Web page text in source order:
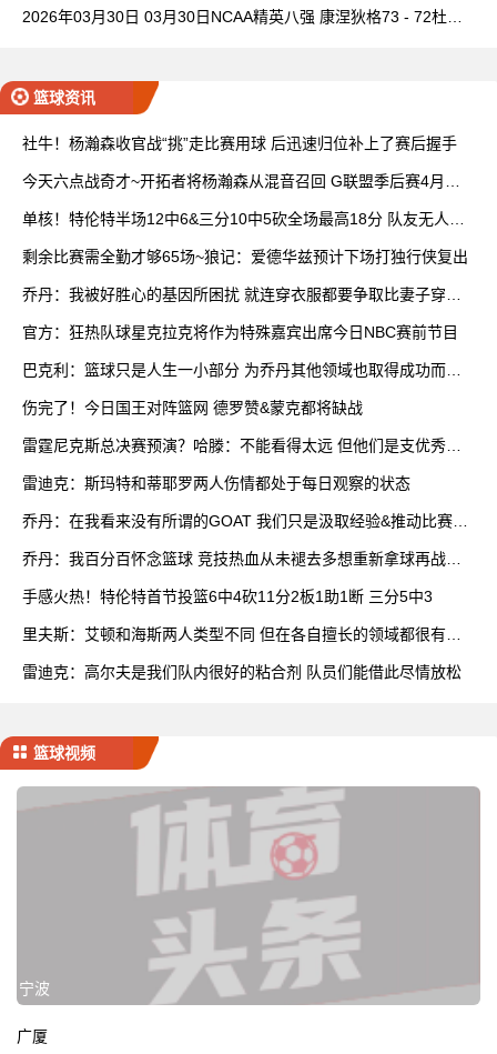
2026年03月30日 03月30日NCAA精英八强 康涅狄格73 - 72杜克
篮球资讯
社牛！杨瀚森收官战“挑”走比赛用球 后迅速归位补上了赛后握手
今天六点战奇才~开拓者将杨瀚森从混音召回 G联盟季后赛4月开
单核！特伦特半场12中6&三分10中5砍全场最高18分 队友无人上
剩余比赛需全勤才够65场~狼记：爱德华兹预计下场打独行侠复出
乔丹：我被好胜心的基因所困扰 就连穿衣服都要争取比妻子穿得
官方：狂热队球星克拉克将作为特殊嘉宾出席今日NBC赛前节目
巴克利：篮球只是人生一小部分 为乔丹其他领域也取得成功而自
伤完了！今日国王对阵篮网 德罗赞&蒙克都将缺战
雷霆尼克斯总决赛预演？哈滕：不能看得太远 但他们是支优秀球
雷迪克：斯玛特和蒂耶罗两人伤情都处于每日观察的状态
乔丹：在我看来没有所谓的GOAT 我们只是汲取经验&推动比赛发
乔丹：我百分百怀念篮球 竞技热血从未褪去多想重新拿球再战一
手感火热！特伦特首节投篮6中4砍11分2板1助1断 三分5中3
里夫斯：艾顿和海斯两人类型不同 但在各自擅长的领域都很有效
雷迪克：高尔夫是我们队内很好的粘合剂 队员们能借此尽情放松
篮球视频
宁波
广厦